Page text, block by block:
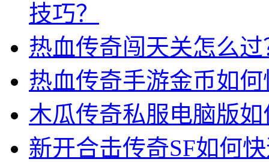
技巧？
热血传奇闯天关怎么
热血传奇手游金币如
木瓜传奇私服电脑版
新开合击传奇SF如何